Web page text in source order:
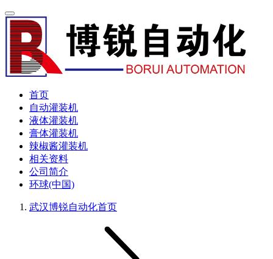
首页
自动灌装机
液体灌装机
膏体灌装机
辣椒酱灌装机
相关资料
公司简介
环球(中国)
武汉博锐自动化首页